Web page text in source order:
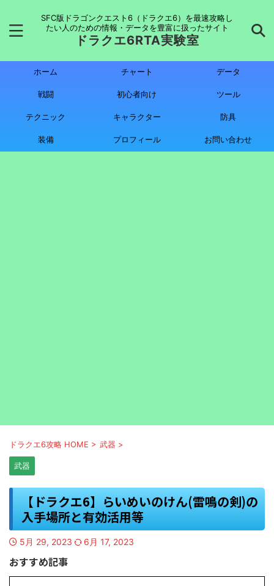
SFC版ドラゴンクエスト6（ドラクエ6）を最速攻略し
たい人のための情報・データを豊富に扱ったサイト
ドラクエ6RTA実験室
ホーム チャート データ
戦闘 初心者向け ツール
テクニック キャラクター 防具
装備 プロフィール お問い合わせ
ドラクエ6攻略 HOME > 武器 >
武器
【ドラクエ6】らいめいのけん(雷鳴の剣)の
入手場所と有効活用等
5月 29, 2023 6月 17, 2023
おすすめ記事